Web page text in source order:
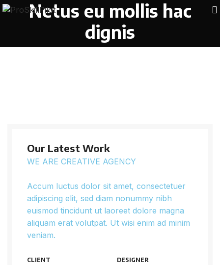
Netus eu mollis hac
dignis
Our Latest Work
WE ARE CREATIVE AGENCY
Accum luctus dolor sit amet, consectetuer
adipiscing elit, sed diam nonummy nibh
euismod tincidunt ut laoreet dolore magna
aliquam erat volutpat. Ut wisi enim ad minim
veniam.
CLIENT DESIGNER